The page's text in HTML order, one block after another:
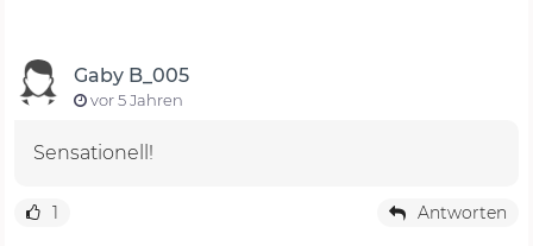
Gaby B_005
vor 5 Jahren
Sensationell!
1 Antworten